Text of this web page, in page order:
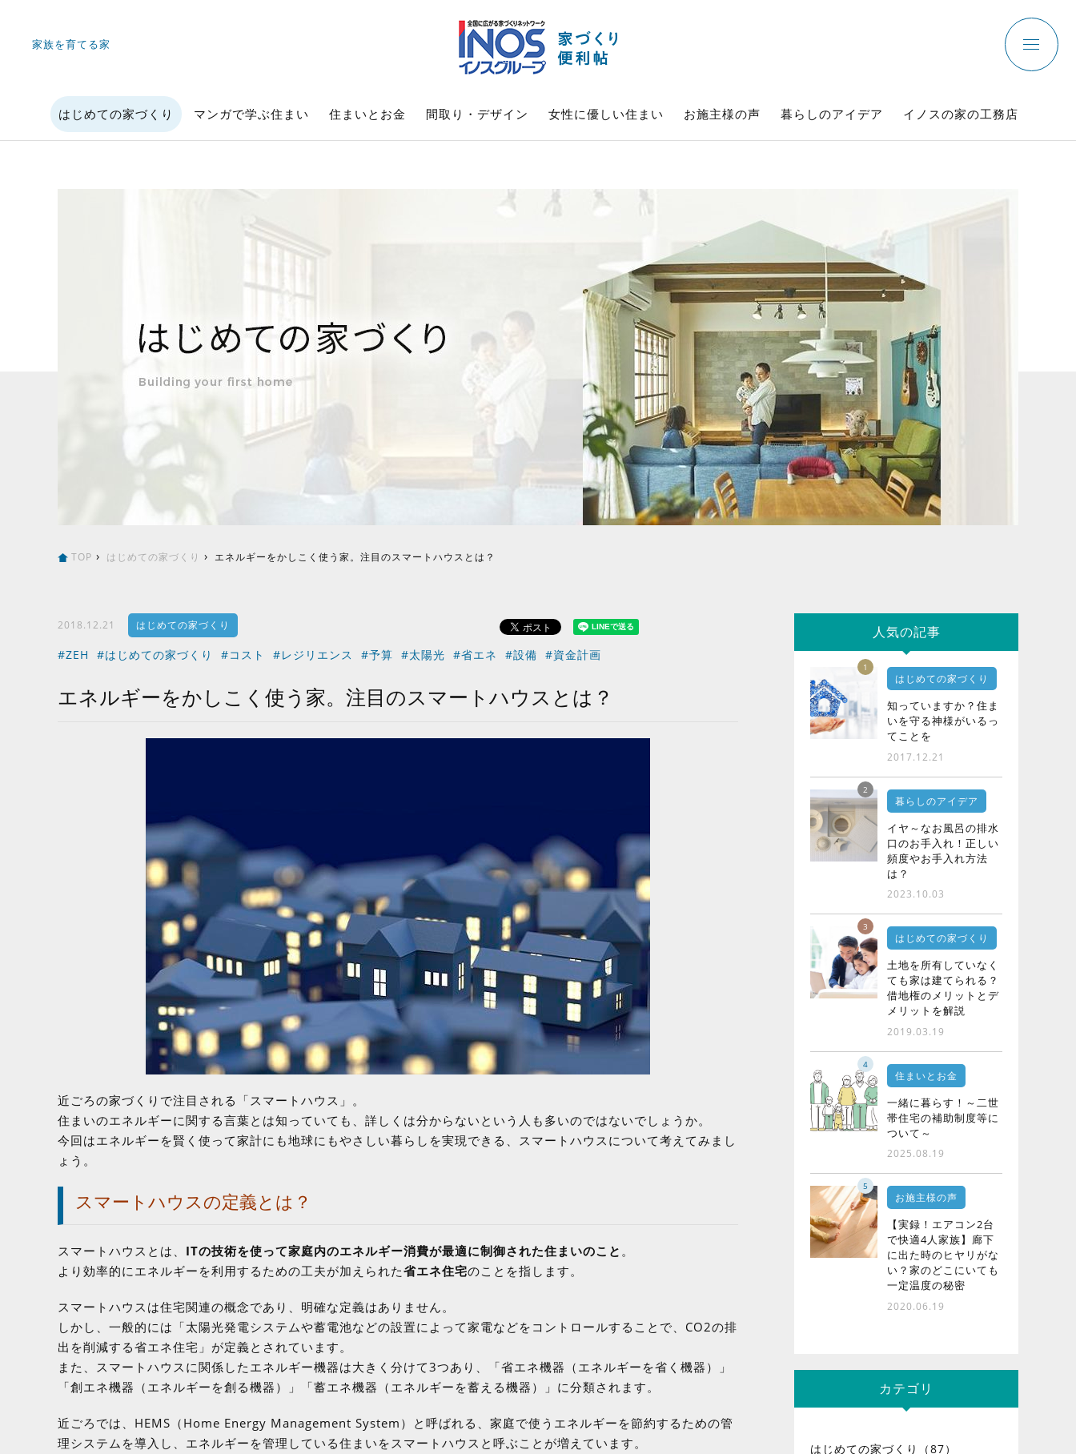
家族を育てる家
はじめての家づくり マンガで学ぶ住まい 住まいとお金 間取り・デザイン 女性に優しい住まい お施主様の声 暮らしのアイデア イノスの家の工務店
TOP はじめての家づくり エネルギーをかしこく使う家。注目のスマートハウスとは？
2018.12.21 はじめての家づくり
#ZEH #はじめての家づくり #コスト #レジリエンス #予算 #太陽光 #省エネ #設備 #資金計画
エネルギーをかしこく使う家。注目のスマートハウスとは？
近ごろの家づくりで注目される「スマートハウス」。
住まいのエネルギーに関する言葉とは知っていても、詳しくは分からないという人も多いのではないでしょうか。
今回はエネルギーを賢く使って家計にも地球にもやさしい暮らしを実現できる、スマートハウスについて考えてみまし
ょう。
スマートハウスの定義とは？
スマートハウスとは、 ITの技術を使って家庭内のエネルギー消費が最適に制御された住まいのこと 。
より効率的にエネルギーを利用するための工夫が加えられた省エネ住宅のことを指します。
スマートハウスは住宅関連の概念であり、明確な定義はありません。
しかし、一般的には「太陽光発電システムや蓄電池などの設置によって家電などをコントロールすることで、CO2の排
出を削減する省エネ住宅」が定義とされています。
また、スマートハウスに関係したエネルギー機器は大きく分けて3つあり、「省エネ機器（エネルギーを省く機器）」
「創エネ機器（エネルギーを創る機器）」「蓄エネ機器（エネルギーを蓄える機器）」に分類されます。
近ごろでは、HEMS（Home Energy Management System）と呼ばれる、家庭で使うエネルギーを節約するための管
理システムを導入し、エネルギーを管理している住まいをスマートハウスと呼ぶことが増えています。
人気の記事
1
はじめての家づくり
知っていますか？住ま
いを守る神様がいるっ
てことを
2017.12.21
2
暮らしのアイデア
イヤ～なお風呂の排水
口のお手入れ！正しい
頻度やお手入れ方法
は？
2023.10.03
3
はじめての家づくり
土地を所有していなく
ても家は建てられる？
借地権のメリットとデ
メリットを解説
2019.03.19
4
住まいとお金
一緒に暮らす！～二世
帯住宅の補助制度等に
ついて～
2025.08.19
5
お施主様の声
【実録！エアコン2台
で快適4人家族】廊下
に出た時のヒヤリがな
い？家のどこにいても
一定温度の秘密
2020.06.19
カテゴリ
はじめての家づくり（87）